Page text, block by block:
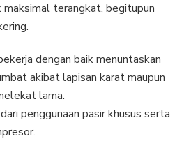
terangkat, begitupun
dengan baik menuntaskan
akibat lapisan karat maupun
lama.
penggunaan pasir khusus serta